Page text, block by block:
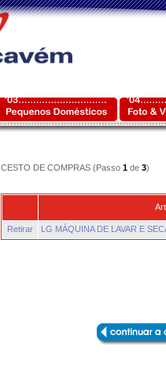
CESTO DE COMPRAS (Passo 1de 3)
Retirar LG MÁQUINA DE LAVAR E